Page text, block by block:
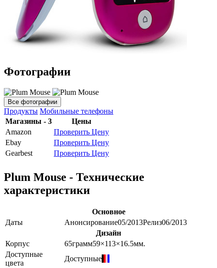
Фотографии
Все фотографии
Продукты Мобильные телефоны
Магазины - 3
Цены
Amazon
Проверить Цену
Ebay
Проверить Цену
Gearbest
Проверить Цену
Plum Mouse - Технические
характеристики
Основное
Даты
Анонсирование05/2013Релиз06/2013
Дизайн
Корпус
65грамм59×113×16.5мм.
Доступные
цвета
Доступные